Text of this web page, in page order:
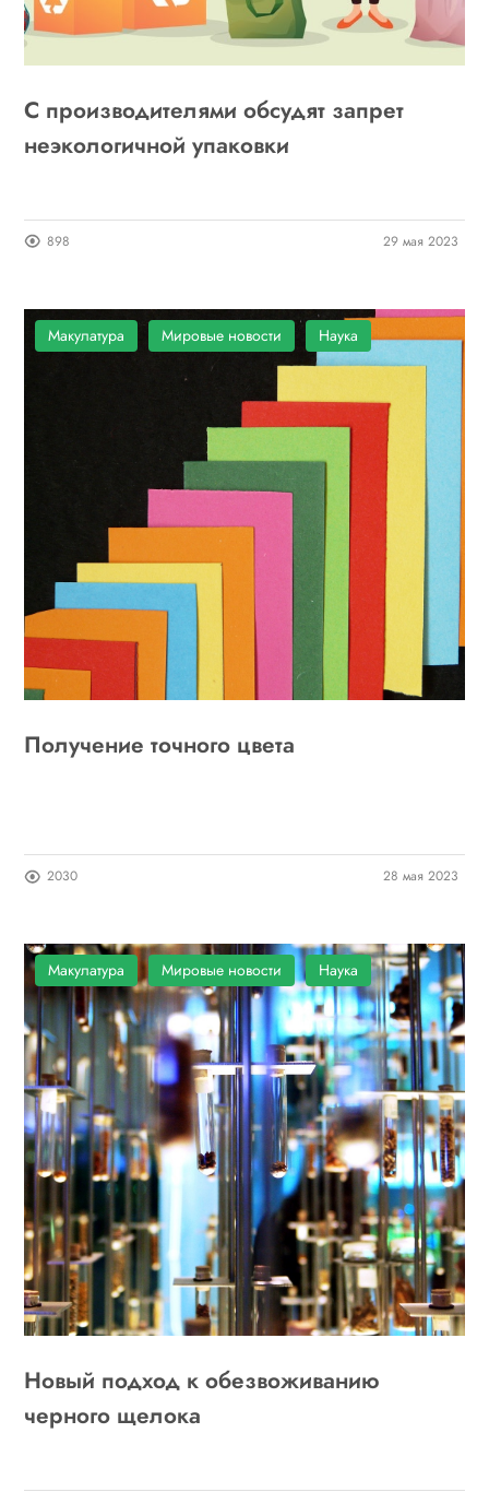
С производителями обсудят запрет
неэкологичной упаковки
898 29 мая 2023
Макулатура Мировые новости Наука
Получение точного цвета
2030 28 мая 2023
Макулатура Мировые новости Наука
Новый подход к обезвоживанию
черного щелока